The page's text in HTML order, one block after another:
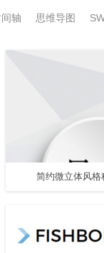
轴 思维导图
简约微立体风